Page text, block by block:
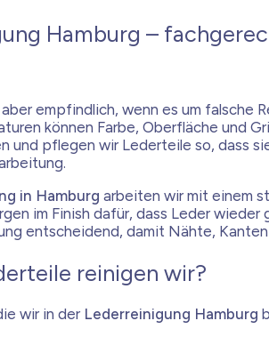
Hamburg –
empfindlich, wenn es um falsche
können Farbe, Oberfläche und
und pflegen wir Lederteile so, dass
in Hamburg arbeiten wir mit einem
im Finish dafür, dass Leder
entscheidend, damit Nähte,
reinigen wir?
wir in der Lederreinigung Hamburg